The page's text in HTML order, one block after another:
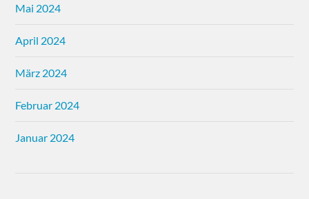
Mai 2024
April 2024
März 2024
Februar 2024
Januar 2024